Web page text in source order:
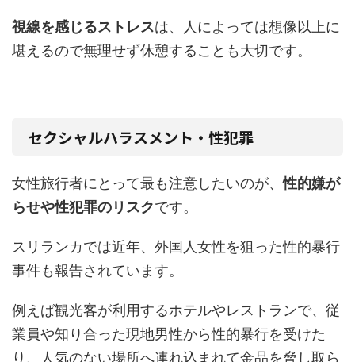
視線を感じるストレスは、人によっては想像以上に
堪えるので無理せず休憩することも大切です。
セクシャルハラスメント・性犯罪
女性旅行者にとって最も注意したいのが、性的嫌が
らせや性犯罪のリスクです。
スリランカでは近年、外国人女性を狙った性的暴行
事件も報告されています。
例えば観光客が利用するホテルやレストランで、従
業員や知り合った現地男性から性的暴行を受けた
り、人気のない場所へ連れ込まれて金品を脅し取ら